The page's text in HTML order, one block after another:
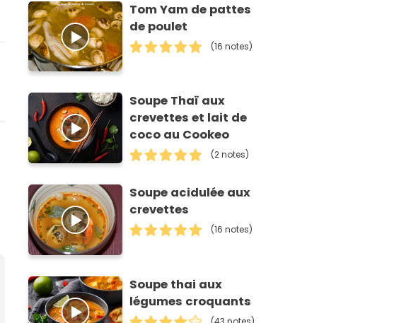
Tom Yam de pattes
de poulet
(16 notes)
Soupe Thaï aux
crevettes et lait de
coco au Cookeo
(2 notes)
Soupe acidulée aux
crevettes
(16 notes)
Soupe thai aux
légumes croquants